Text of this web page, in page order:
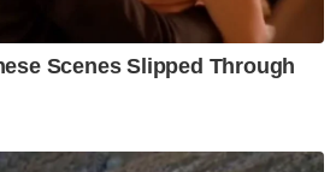
Scenes Slipped Through